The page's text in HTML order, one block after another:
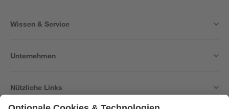
Wissen & Service
Unternehmen
Nützliche Links